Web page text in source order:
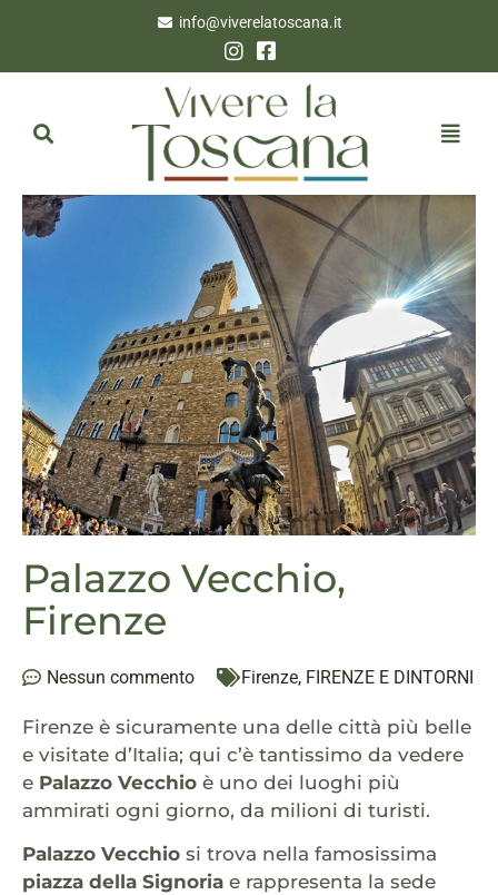
info@viverelatoscana.it
Palazzo Vecchio,
Firenze
Nessun commento Firenze, FIRENZE E DINTORNI
Firenze è sicuramente una delle città più belle
e visitate d’Italia; qui c’è tantissimo da vedere
e Palazzo Vecchio è uno dei luoghi più
ammirati ogni giorno, da milioni di turisti.
Palazzo Vecchio si trova nella famosissima
piazza della Signoria e rappresenta la sede